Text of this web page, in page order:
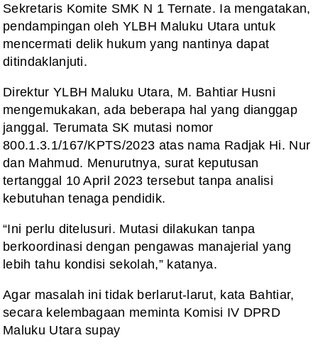
Sekretaris Komite SMK N 1 Ternate. Ia mengatakan,
pendampingan oleh YLBH Maluku Utara untuk
mencermati delik hukum yang nantinya dapat
ditindaklanjuti.
Direktur YLBH Maluku Utara, M. Bahtiar Husni
mengemukakan, ada beberapa hal yang dianggap
janggal. Terumata SK mutasi nomor
800.1.3.1/167/KPTS/2023 atas nama Radjak Hi. Nur
dan Mahmud. Menurutnya, surat keputusan
tertanggal 10 April 2023 tersebut tanpa analisi
kebutuhan tenaga pendidik.
“Ini perlu ditelusuri. Mutasi dilakukan tanpa
berkoordinasi dengan pengawas manajerial yang
lebih tahu kondisi sekolah,” katanya.
Agar masalah ini tidak berlarut-larut, kata Bahtiar,
secara kelembagaan meminta Komisi IV DPRD
Maluku Utara supay